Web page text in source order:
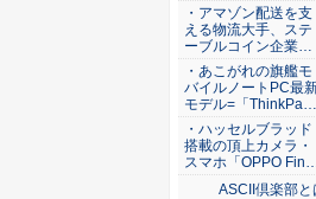
・アマゾン配送を支
える物流大手、ステ
ーブルコイン企業…
・あこがれの旗艦モ
バイルノートPC最
モデル=「ThinkPa…
・ハッセルブラッド
搭載の頂上カメラ・
スマホ「OPPO
ASCII倶楽部と